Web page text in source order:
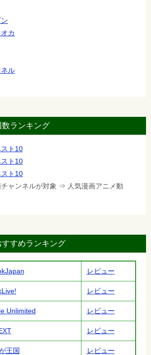
カ
ル
ランキング
ト10
ト10
ト10
ャンネルが対象 ⇒ 人気漫画アニメ動
すめランキング
レビュー
レビュー
Unlimited レビュー
レビュー
王国 レビュー